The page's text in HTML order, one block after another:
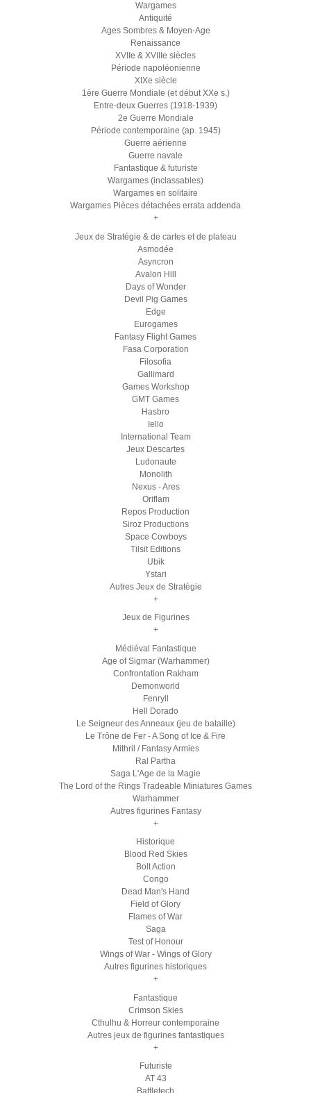
Wargames
Antiquité
Ages Sombres & Moyen-Age
Renaissance
XVIIe & XVIIIe siècles
Période napoléonienne
XIXe siècle
1ère Guerre Mondiale (et début XXe s.)
Entre-deux Guerres (1918-1939)
2e Guerre Mondiale
Période contemporaine (ap. 1945)
Guerre aérienne
Guerre navale
Fantastique & futuriste
Wargames (inclassables)
Wargames en solitaire
Wargames Pièces détachées errata addenda
+
Jeux de Stratégie & de cartes et de plateau
Asmodée
Asyncron
Avalon Hill
Days of Wonder
Devil Pig Games
Edge
Eurogames
Fantasy Flight Games
Fasa Corporation
Filosofia
Gallimard
Games Workshop
GMT Games
Hasbro
Iello
International Team
Jeux Descartes
Ludonaute
Monolith
Nexus - Ares
Oriflam
Repos Production
Siroz Productions
Space Cowboys
Tilsit Editions
Ubik
Ystari
Autres Jeux de Stratégie
+
Jeux de Figurines
+
Médiéval Fantastique
Age of Sigmar (Warhammer)
Confrontation Rakham
Demonworld
Fenryll
Hell Dorado
Le Seigneur des Anneaux (jeu de bataille)
Le Trône de Fer - A Song of Ice & Fire
Mithril / Fantasy Armies
Ral Partha
Saga L'Age de la Magie
The Lord of the Rings Tradeable Miniatures Games
Warhammer
Autres figurines Fantasy
+
Historique
Blood Red Skies
Bolt Action
Congo
Dead Man's Hand
Field of Glory
Flames of War
Saga
Test of Honour
Wings of War - Wings of Glory
Autres figurines historiques
+
Fantastique
Crimson Skies
Cthulhu & Horreur contemporaine
Autres jeux de figurines fantastiques
+
Futuriste
AT 43
Battletech